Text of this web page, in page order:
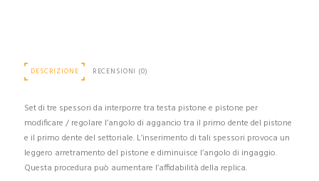
DESCRIZIONE RECENSIONI (0)
Set di tre spessori da interporre tra testa pistone e pistone per
modificare / regolare l’angolo di aggancio tra il primo dente del pistone
e il primo dente del settoriale. L’inserimento di tali spessori provoca un
leggero arretramento del pistone e diminuisce l’angolo di ingaggio.
Questa procedura può aumentare l’affidabilità della replica.